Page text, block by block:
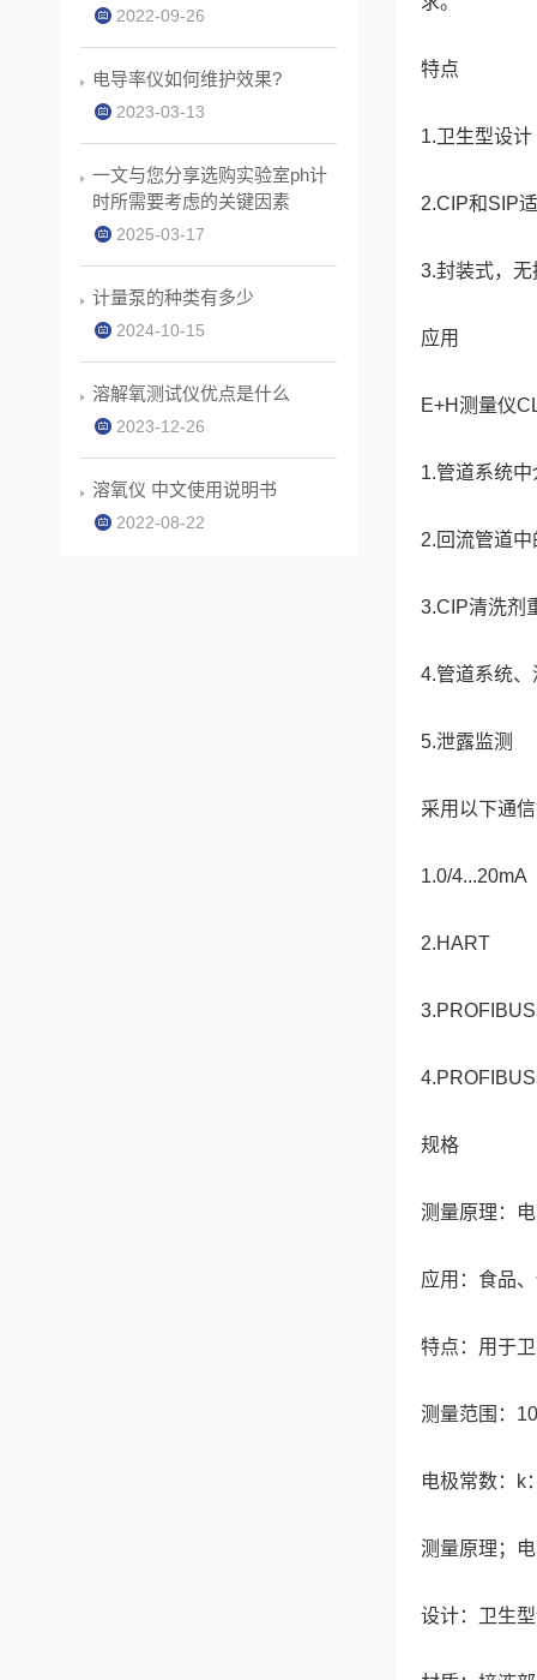
特点
1.卫生型设计
2.CIP和SIP
3.封装式，
应用
E+H测量仪
1.管道系统
2.回流管道
3.CIP清洗剂
4.管道系统
5.泄露监测
采用以下通
1.0/4...20mA
2.HART
规格
测量原理：
应用：食品
特点：用于
测量范围：
电极常数：k
测量原理；
设计：卫生
2022-09-26
电导率仪如何维护效果?
2023-03-13
一文与您分享选购实验室ph计
时所需要考虑的关键因素
2025-03-17
计量泵的种类有多少
2024-10-15
溶解氧测试仪优点是什么
2023-12-26
溶氧仪 中文使用说明书
2022-08-22